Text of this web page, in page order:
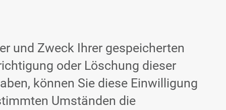
und Zweck Ihrer gespeicherten
oder Löschung dieser
können Sie diese Einwilligung
Umständen die